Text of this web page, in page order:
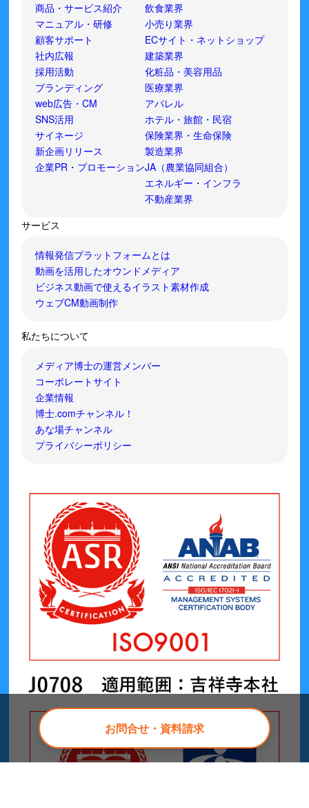
お問合せ・資料請求
商品・サービス紹介
マニュアル・研修
顧客サポート
社内広報
採用活動
ブランディング
web広告・CM
SNS活用
サイネージ
新企画リリース
企業PR・プロモーション
飲食業界
小売り業界
ECサイト・ネットショップ
建築業界
化粧品・美容用品
医療業界
アパレル
ホテル・旅館・民宿
保険業界・生命保険
製造業界
JA（農業協同組合）
エネルギー・インフラ
不動産業界
サービス
情報発信プラットフォームとは
動画を活用したオウンドメディア
ビジネス動画で使えるイラスト素材作成
ウェブCM動画制作
私たちについて
メディア博士の運営メンバー
コーポレートサイト
企業情報
博士.comチャンネル！
あな場チャンネル
プライバシーポリシー